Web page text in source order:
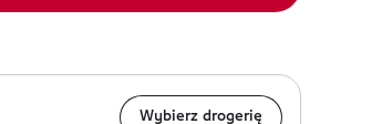
Wybierz drogerię